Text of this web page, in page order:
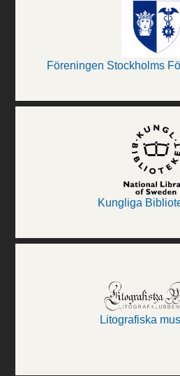
Föreningen Stockholms
Kungliga
Litografiska